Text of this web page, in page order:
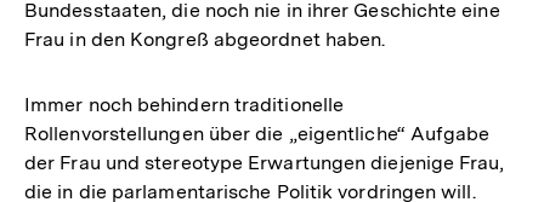
Bundesstaaten, die noch nie in ihrer Geschichte eine
Frau in den Kongreß abgeordnet haben.
Immer noch behindern traditionelle
Rollenvorstellungen über die „eigentliche“ Aufgabe
der Frau und stereotype Erwartungen diejenige Frau,
die in die parlamentarische Politik vordringen will.